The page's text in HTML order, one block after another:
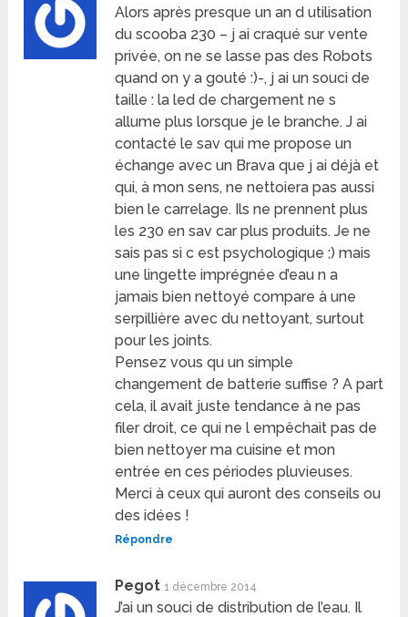
Alors après presque un an d utilisation
du scooba 230 – j ai craqué sur vente
privée, on ne se lasse pas des Robots
quand on y a gouté :)-, j ai un souci de
taille : la led de chargement ne s
allume plus lorsque je le branche. J ai
contacté le sav qui me propose un
échange avec un Brava que j ai déjà et
qui, à mon sens, ne nettoiera pas aussi
bien le carrelage. Ils ne prennent plus
les 230 en sav car plus produits. Je ne
sais pas si c est psychologique ;) mais
une lingette imprégnée d’eau n a
jamais bien nettoyé compare à une
serpillière avec du nettoyant, surtout
pour les joints.
Pensez vous qu un simple
changement de batterie suffise ? A part
cela, il avait juste tendance à ne pas
filer droit, ce qui ne l empêchait pas de
bien nettoyer ma cuisine et mon
entrée en ces périodes pluvieuses.
Merci à ceux qui auront des conseils ou
des idées !
Répondre
Pegot 1 décembre 2014
J’ai un souci de distribution de l’eau. Il